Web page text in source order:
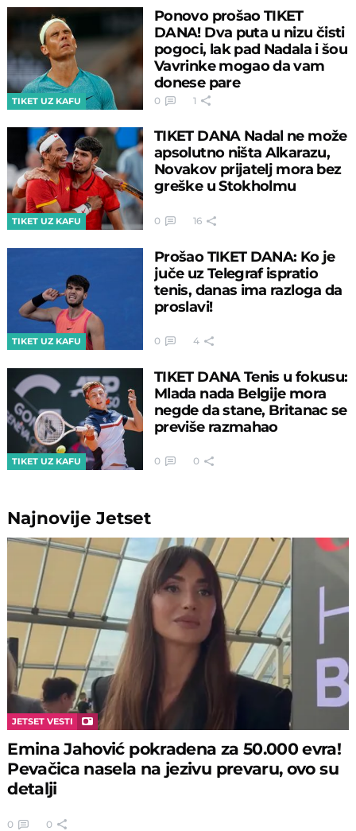
TIKET UZ KAFU
Ponovo prošao TIKET
DANA! Dva puta u nizu čisti
pogoci, lak pad Nadala i šou
Vavrinke mogao da vam
donese pare
0 1
TIKET UZ KAFU
TIKET DANA Nadal ne može
apsolutno ništa Alkarazu,
Novakov prijatelj mora bez
greške u Stokholmu
0 16
TIKET UZ KAFU
Prošao TIKET DANA: Ko je
juče uz Telegraf ispratio
tenis, danas ima razloga da
proslavi!
0 4
TIKET UZ KAFU
TIKET DANA Tenis u fokusu:
Mlada nada Belgije mora
negde da stane, Britanac se
previše razmahao
0 0
NajnovijeJetset
JETSET VESTI
Emina Jahović pokradena za 50.000 evra!
Pevačica nasela na jezivu prevaru, ovo su
detalji
0 0